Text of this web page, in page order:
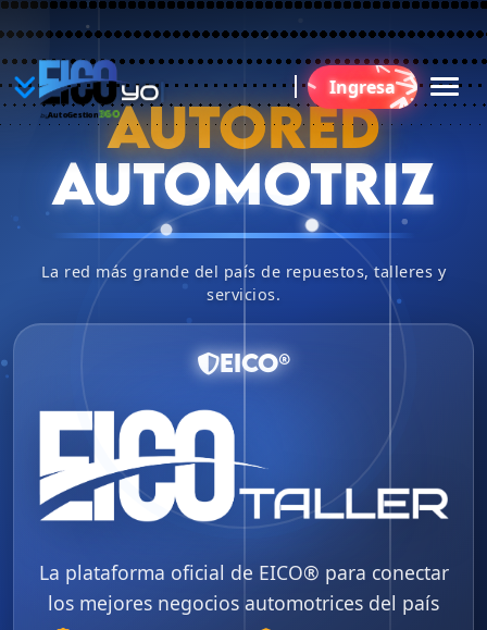
YO
B
AutoGestion 360
Ingresa
AUTORED
AUTOMOTRIZ
La red más grande del país de repuestos, talleres y
servicios.
EICO®
La plataforma oficial de EICO® para conectar
los mejores negocios automotrices del país